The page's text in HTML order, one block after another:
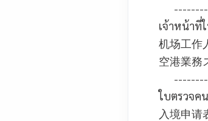
เจ้าหน้าที่
机场工作
空港業務
ใบตรวจค
入境申请